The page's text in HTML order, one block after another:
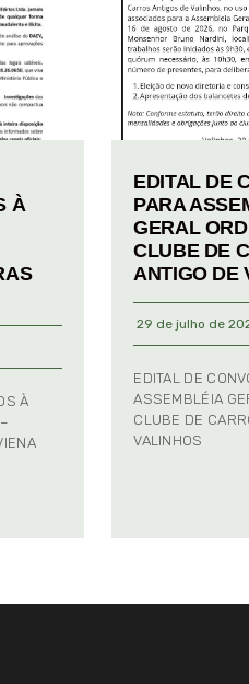
À
À
EDITAL DE
PARA
GERAL
CLUBE DE
ANTIGO DE
29 de julho de
EDITAL DE
ASSEMBLÉIA
CLUBE DE
VALINHOS